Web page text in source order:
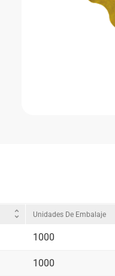
unfold_more Unidades De Embalaje
1000
1000